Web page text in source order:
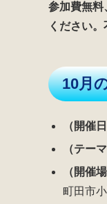
参加費無料
ください
10月
（開催日
（テー
（開催
町田市